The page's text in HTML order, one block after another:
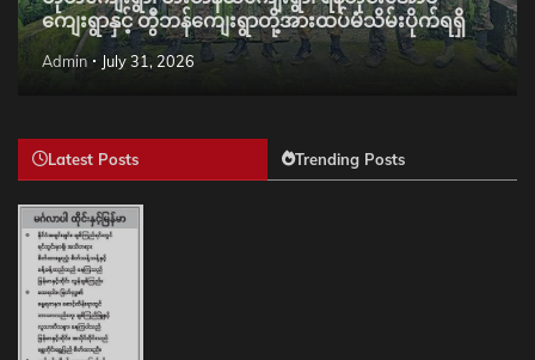
ကျေးရွာနှင့် တွီဘန်ကျေးရွာတို့အားထပ်မံသိမ်းပိုက်ရရှိ
Admin July 31, 2026
Latest Posts Trending Posts